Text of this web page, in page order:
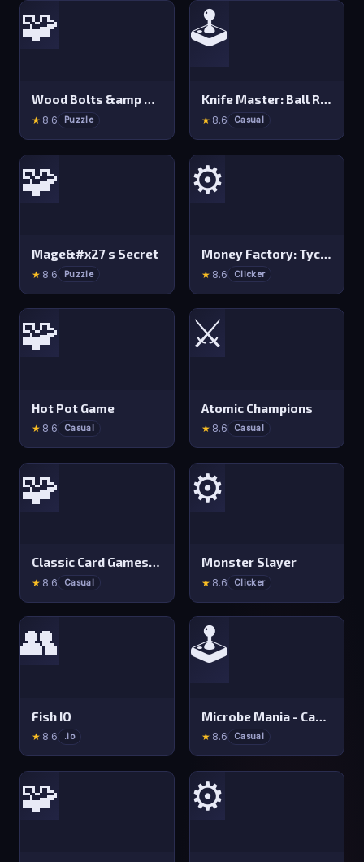
🧩
Wood Bolts &amp Nuts Screw: Pin Puzzle
★ 8.6 Puzzle
🕹️
Knife Master: Ball Racing
★ 8.6 Casual
🧩
Mage&#x27 s Secret
★ 8.6 Puzzle
⚙️
Money Factory: Tycoon Idle Game
★ 8.6 Clicker
🧩
Hot Pot Game
★ 8.6 Casual
⚔️
Atomic Champions
★ 8.6 Casual
🧩
Classic Card Games Collection
★ 8.6 Casual
⚙️
Monster Slayer
★ 8.6 Clicker
👥
Fish IO
★ 8.6 .io
🕹️
Microbe Mania - Cannon Strike
★ 8.6 Casual
🧩 ⚙️